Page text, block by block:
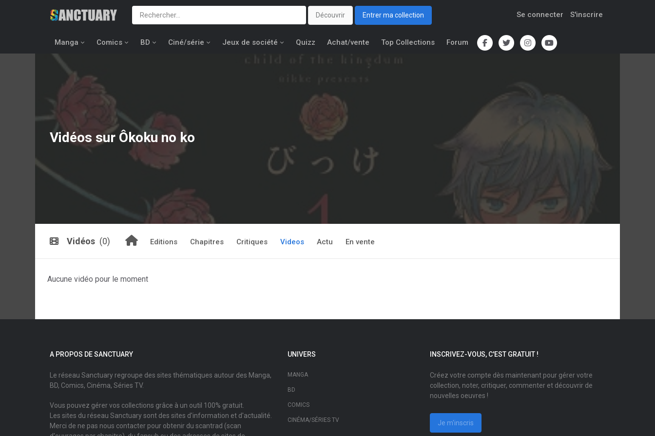
Découvrir Entrer ma collection Se connecter S'inscrire
Manga Comics BD Ciné/série Jeux de société Quizz Achat/vente Top Collections Forum
Vidéos sur Ôkoku no ko
Vidéos (0) Editions Chapitres Critiques Videos Actu En vente
Aucune vidéo pour le moment
A PROPOS DE SANCTUARY
Le réseau Sanctuary regroupe des sites thématiques autour des Manga,
BD, Comics, Cinéma, Séries TV.
Vous pouvez gérer vos collections grâce à un outil 100% gratuit.
Les sites du réseau Sanctuary sont des sites d'information et d'actualité.
Merci de ne pas nous contacter pour obtenir du scantrad (scan
UNIVERS
MANGA
BD
COMICS
CINÉMA/SÉRIES TV
INSCRIVEZ-VOUS, C'EST GRATUIT !
Créez votre compte dès maintenant pour gérer votre
collection, noter, critiquer, commenter et découvrir de
nouvelles oeuvres !
Je m'inscris